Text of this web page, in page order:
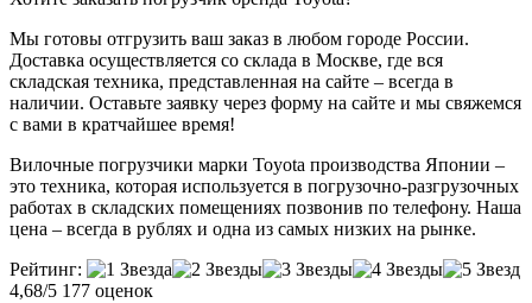
Мы готовы отгрузить ваш заказ в любом городе России.
Доставка осуществляется со склада в Москве, где вся
складская техника, представленная на сайте – всегда в
наличии. Оставьте заявку через форму на сайте и мы свяжемся
с вами в кратчайшее время!
Вилочные погрузчики марки Toyota производства Японии –
это техника, которая используется в погрузочно-разгрузочных
работах в складских помещениях позвонив по телефону. Наша
цена – всегда в рублях и одна из самых низких на рынке.
Рейтинг:
4,68/5 177 оценок